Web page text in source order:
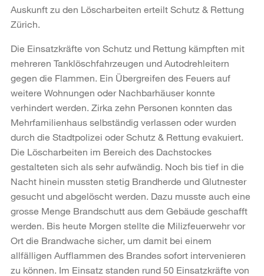
Auskunft zu den Löscharbeiten erteilt Schutz & Rettung
Zürich.
Die Einsatzkräfte von Schutz und Rettung kämpften mit
mehreren Tanklöschfahrzeugen und Autodrehleitern
gegen die Flammen. Ein Übergreifen des Feuers auf
weitere Wohnungen oder Nachbarhäuser konnte
verhindert werden. Zirka zehn Personen konnten das
Mehrfamilienhaus selbständig verlassen oder wurden
durch die Stadtpolizei oder Schutz & Rettung evakuiert.
Die Löscharbeiten im Bereich des Dachstockes
gestalteten sich als sehr aufwändig. Noch bis tief in die
Nacht hinein mussten stetig Brandherde und Glutnester
gesucht und abgelöscht werden. Dazu musste auch eine
grosse Menge Brandschutt aus dem Gebäude geschafft
werden. Bis heute Morgen stellte die Milizfeuerwehr vor
Ort die Brandwache sicher, um damit bei einem
allfälligen Aufflammen des Brandes sofort intervenieren
zu können. Im Einsatz standen rund 50 Einsatzkräfte von